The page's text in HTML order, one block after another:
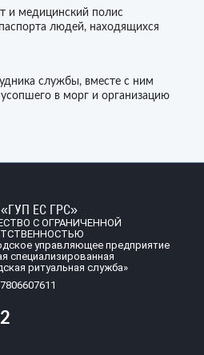
и медицинский полис
людей, находящихся
службы, вместе с ним
усопшего в морг и организацию
ЕС ГРС»
С ОГРАНИЧЕННОЙ
управляющее предприятие
специализированная
ритуальная служба»